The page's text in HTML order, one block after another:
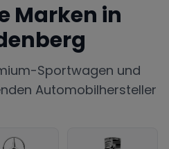
Marken in
Sportwagen und
Automobilhersteller